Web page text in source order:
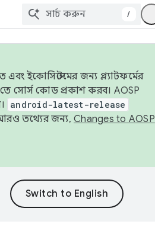
/
ইকোসিস্টেমের জন্য প্ল্যাটফর্মের
তে সোর্স কোড প্রকাশ করব। AOSP
android-latest-release
আরও তথ্যের জন্য, Changes to AOSP